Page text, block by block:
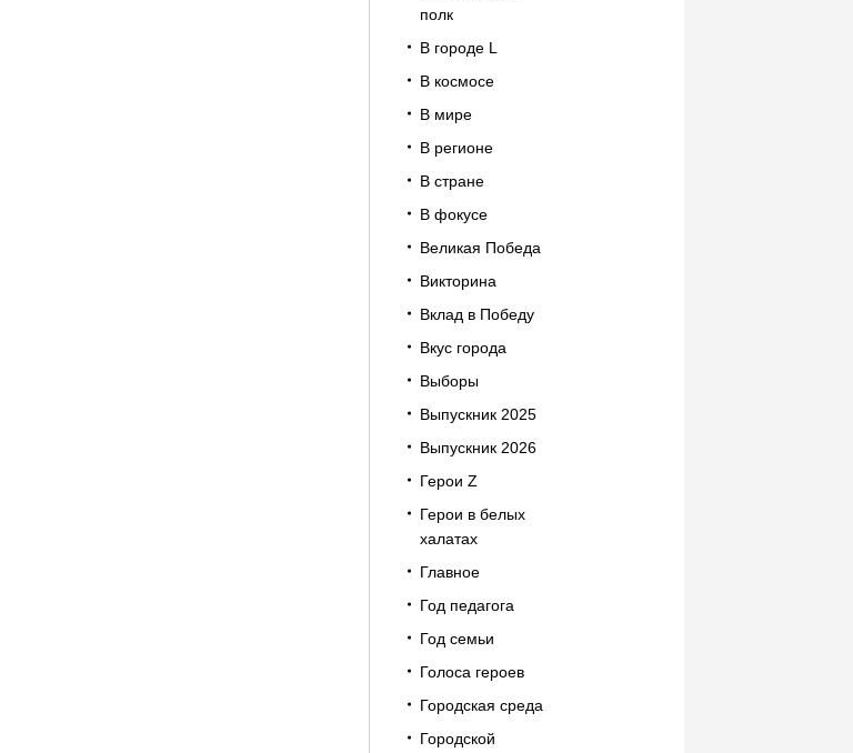
полк
В городе L
В космосе
В мире
В регионе
В стране
В фокусе
Великая Победа
Викторина
Вклад в Победу
Вкус города
Выборы
Выпускник 2025
Выпускник 2026
Герои Z
Герои в белых
халатах
Главное
Год педагога
Год семьи
Голоса героев
Городская среда
Городской